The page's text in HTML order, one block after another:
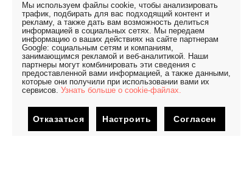
Мы используем файлы cookie, чтобы анализировать
трафик, подбирать для вас подходящий контент и
рекламу, а также дать вам возможность делиться
информацией в социальных сетях. Мы передаем
информацию о ваших действиях на сайте партнерам
Google: социальным сетям и компаниям,
занимающимся рекламой и веб-аналитикой. Наши
партнеры могут комбинировать эти сведения с
предоставленной вами информацией, а также данными,
которые они получили при использовании вами их
сервисов. Узнать больше о cookie-файлах.
Отказаться Настроить Согласен